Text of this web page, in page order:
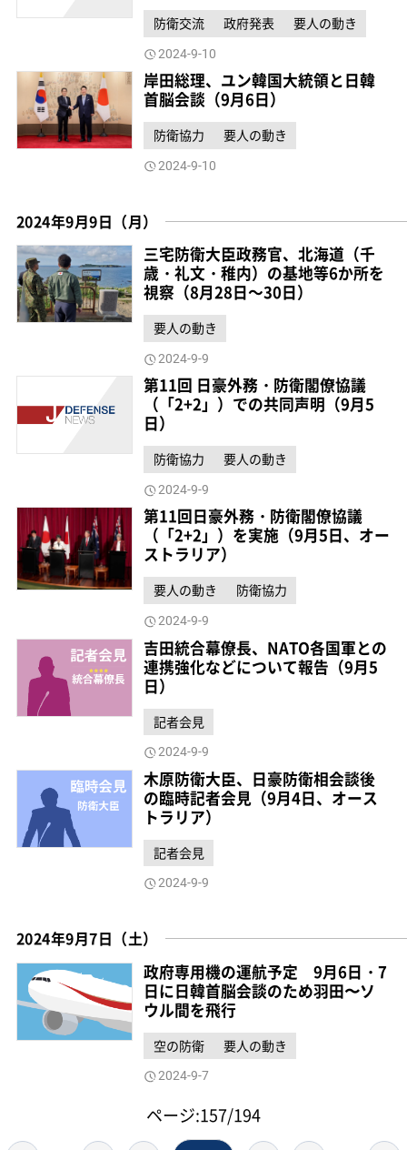
防衛交流 政府発表 要人の動き
2024-9-10
岸田総理、ユン韓国大統領と日韓
首脳会談（9月6日）
防衛協力 要人の動き
2024-9-10
2024年9月9日（月）
三宅防衛大臣政務官、北海道（千
歳・礼文・稚内）の基地等6か所を
視察（8月28日～30日）
要人の動き
2024-9-9
第11回 日豪外務・防衛閣僚協議
（「2+2」）での共同声明（9月5
日）
防衛協力 要人の動き
2024-9-9
第11回日豪外務・防衛閣僚協議
（「2+2」）を実施（9月5日、オー
ストラリア）
要人の動き 防衛協力
2024-9-9
吉田統合幕僚長、NATO各国軍との
連携強化などについて報告（9月5
日）
記者会見
2024-9-9
木原防衛大臣、日豪防衛相会談後
の臨時記者会見（9月4日、オース
トラリア）
記者会見
2024-9-9
2024年9月7日（土）
政府専用機の運航予定 9月6日・7
日に日韓首脳会談のため羽田〜ソ
ウル間を飛行
空の防衛 要人の動き
2024-9-7
ページ:157/194